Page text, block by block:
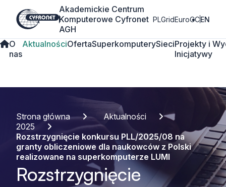
Akademickie Centrum
Komputerowe Cyfronet
AGH
PLGridEuroCCEN
O
nas
AktualnościOfertaSuperkomputerySieciProjekty i
Inicjatywy
Strona główna
Aktualności
2025
Rozstrzygnięcie konkursu PLL/2025/08 na
granty obliczeniowe dla naukowców z Polski
realizowane na superkomputerze LUMI
Rozstrzygnięcie